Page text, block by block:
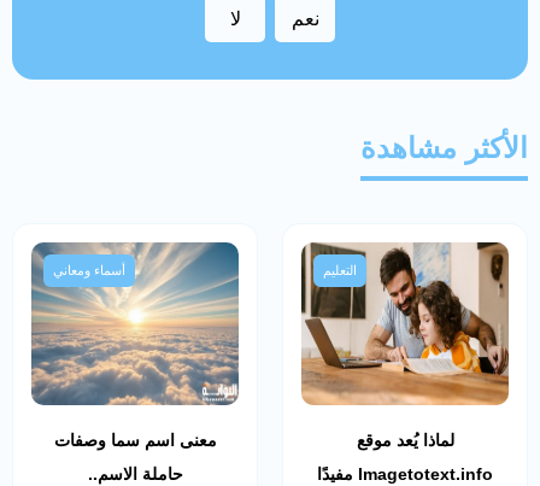
نعم لا
الأكثر مشاهدة
التعليم
لماذا يُعد موقع
Imagetotext.info مفيدًا
أسماء ومعاني
معنى اسم سما وصفات
حاملة الاسم..